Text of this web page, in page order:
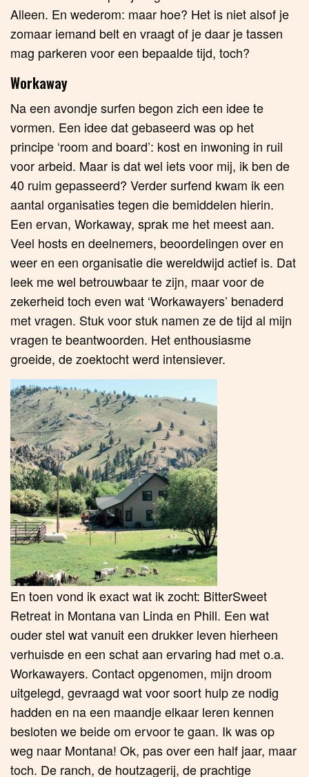
Alleen. En wederom: maar hoe? Het is niet alsof je
zomaar iemand belt en vraagt of je daar je tassen
mag parkeren voor een bepaalde tijd, toch?
Workaway
Na een avondje surfen begon zich een idee te
vormen. Een idee dat gebaseerd was op het
principe ‘room and board’: kost en inwoning in ruil
voor arbeid. Maar is dat wel iets voor mij, ik ben de
40 ruim gepasseerd? Verder surfend kwam ik een
aantal organisaties tegen die bemiddelen hierin.
Een ervan, Workaway, sprak me het meest aan.
Veel hosts en deelnemers, beoordelingen over en
weer en een organisatie die wereldwijd actief is. Dat
leek me wel betrouwbaar te zijn, maar voor de
zekerheid toch even wat ‘Workawayers’ benaderd
met vragen. Stuk voor stuk namen ze de tijd al mijn
vragen te beantwoorden. Het enthousiasme
groeide, de zoektocht werd intensiever.
En toen vond ik exact wat ik zocht: BitterSweet
Retreat in Montana van Linda en Phill. Een wat
ouder stel wat vanuit een drukker leven hierheen
verhuisde en een schat aan ervaring had met o.a.
Workawayers. Contact opgenomen, mijn droom
uitgelegd, gevraagd wat voor soort hulp ze nodig
hadden en na een maandje elkaar leren kennen
besloten we beide om ervoor te gaan. Ik was op
weg naar Montana! Ok, pas over een half jaar, maar
toch. De ranch, de houtzagerij, de prachtige